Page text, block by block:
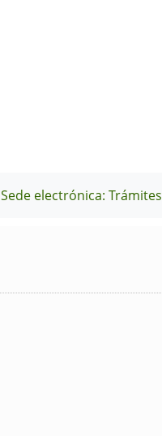
Sede electrónica: Trámites